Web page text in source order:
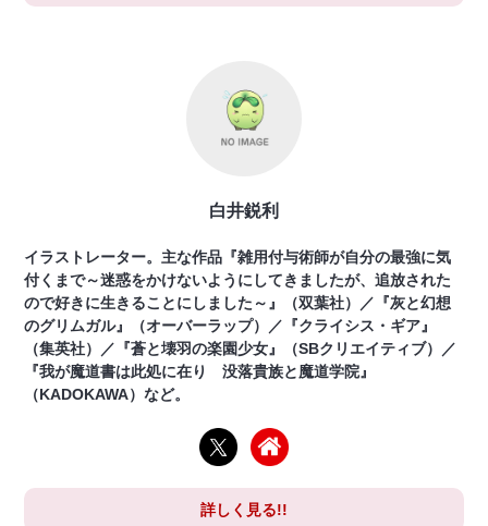
白井鋭利
イラストレーター。主な作品『雑用付与術師が自分の最強に気
付くまで～迷惑をかけないようにしてきましたが、追放された
ので好きに生きることにしました～』（双葉社）／『灰と幻想
のグリムガル』（オーバーラップ）／『クライシス・ギア』
（集英社）／『蒼と壊羽の楽園少女』（SBクリエイティブ）／
『我が魔道書は此処に在り 没落貴族と魔道学院』
（KADOKAWA）など。
詳しく見る!!